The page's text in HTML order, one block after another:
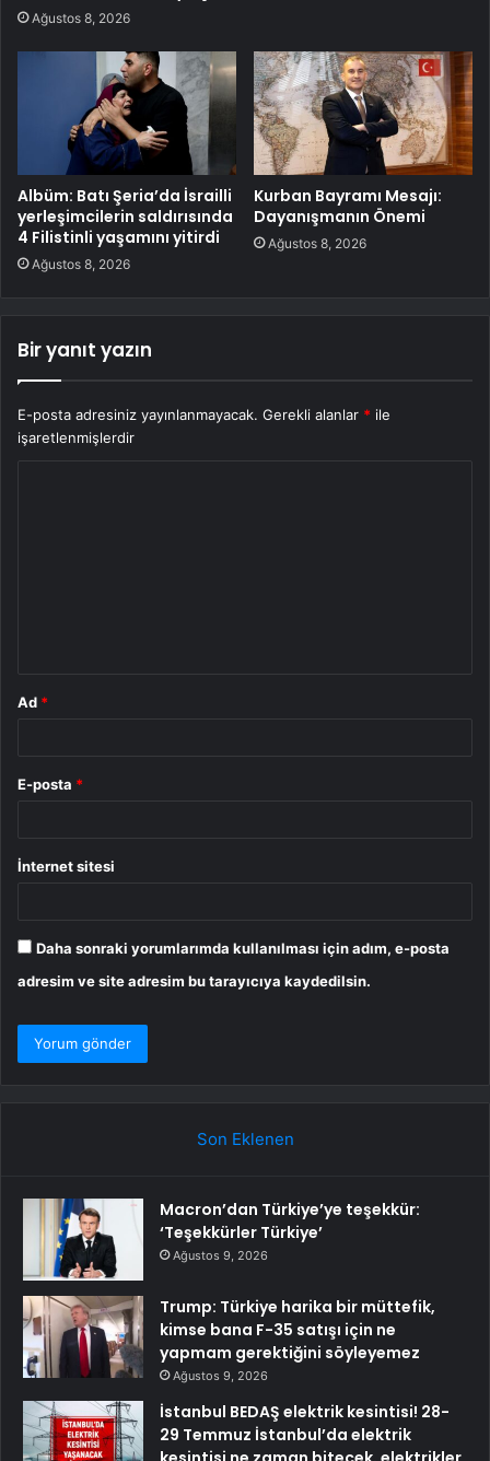
Ağustos 8, 2026
Albüm: Batı Şeria’da İsrailli
yerleşimcilerin saldırısında
4 Filistinli yaşamını yitirdi
Ağustos 8, 2026
Kurban Bayramı Mesajı:
Dayanışmanın Önemi
Ağustos 8, 2026
Bir yanıt yazın
E-posta adresiniz yayınlanmayacak. Gerekli alanlar * ile
işaretlenmişlerdir
Ad *
E-posta *
İnternet sitesi
Daha sonraki yorumlarımda kullanılması için adım, e-posta
adresim ve site adresim bu tarayıcıya kaydedilsin.
Son Eklenen
Macron’dan Türkiye’ye teşekkür:
‘Teşekkürler Türkiye’
Ağustos 9, 2026
Trump: Türkiye harika bir müttefik,
kimse bana F-35 satışı için ne
yapmam gerektiğini söyleyemez
Ağustos 9, 2026
İstanbul BEDAŞ elektrik kesintisi! 28-
29 Temmuz İstanbul’da elektrik